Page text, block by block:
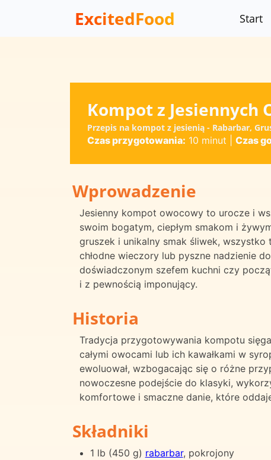
ExcitedFood Start
Kompot z Jesiennych
Przepis na kompot z jesienią - Rabarbar,
Czas przygotowania: 10 minut Czas
Wprowadzenie
Jesienny kompot owocowy to urocze i
swoim bogatym, ciepłym smakom i
gruszek i unikalny smak śliwek, wszystko
chłodne wieczory lub pyszne nadzienie
doświadczonym szefem kuchni czy
i z pewnością imponujący.
Historia
Tradycja przygotowywania kompotu
całymi owocami lub ich kawałkami w
ewoluował, wzbogacając się o różne
nowoczesne podejście do klasyki,
komfortowe i smaczne danie, które
Składniki
1 lb (450 g) rabarbar, pokrojony